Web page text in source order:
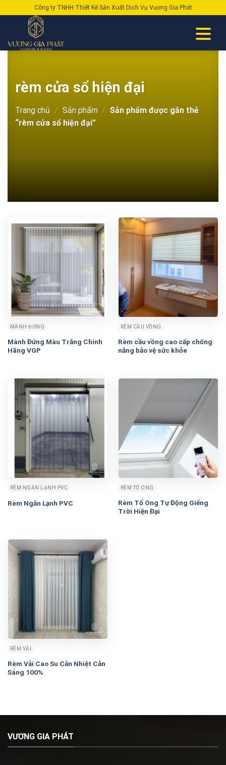
to
Công ty TNHH Thiết Kế Sản Xuất Dịch Vụ Vương Gia Phát
rèm cửa sổ hiện đại
Trang chủ / Sản phẩm / Sản phẩm được gắn thẻ
“rèm cửa sổ hiện đại”
MÀNH ĐỨNG
Mành Đứng Màu Trắng Chính
Hãng VGP
RÈM CẦU VỒNG
Rèm cầu vồng cao cấp chống
nắng bảo vệ sức khỏe
RÈM NGĂN LẠNH PVC
Rèm Ngăn Lạnh PVC
RÈM TỔ ONG
Rèm Tổ Ong Tự Động Giếng
Trời Hiện Đại
RÈM VẢI
Rèm Vải Cao Su Cản Nhiệt Cản
Sáng 100%
VƯƠNG GIA PHÁT